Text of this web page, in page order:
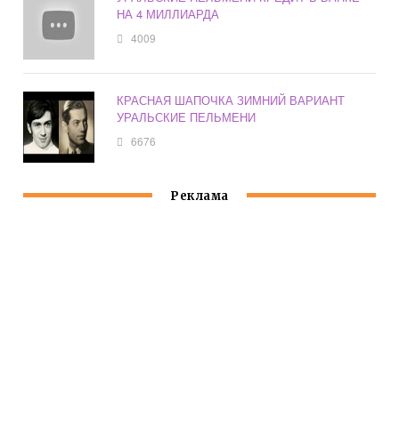
НА 4 МИЛЛИАРДА
4009
КРАСНАЯ ШАПОЧКА ЗИМНИЙ ВАРИАНТ
УРАЛЬСКИЕ ПЕЛЬМЕНИ
6676
Реклама